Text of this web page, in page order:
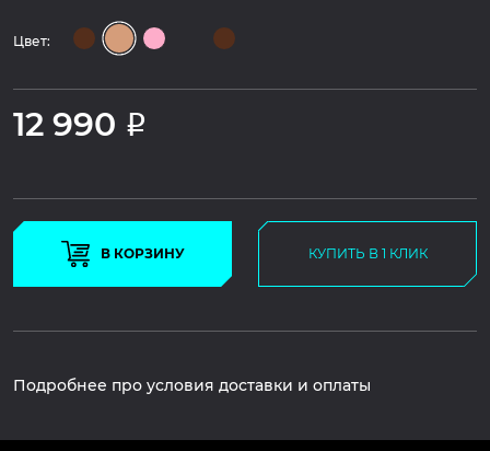
Цвет:
12 990 Р
В КОРЗИНУ КУПИТЬ В 1 КЛИК
Подробнее про условия доставки и оплаты